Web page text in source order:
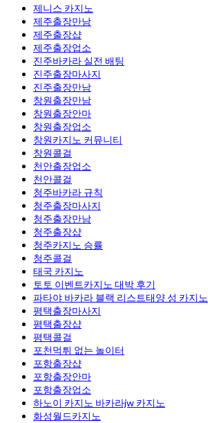
제니스 카지노
제주출장만남
제주 출장샵
제주출장업소
진주바카라 실전 배팅
진주출장마사지
진주출장만남
창원출장만남
창원출장안마
창원출장업소
창원카지노 커뮤니티
창원콜걸
천안출장업소
천안콜걸
청주바카라 규칙
청주출장마사지
청주출장만남
청주 출장샵
청주카지노 승률
청주콜걸
태국 카지노
토토 이벤트카지노 대박 후기
파타야 바카라 블랙 리스트태양 성 카지노
평택출장마사지
평택 출장샵
평택콜걸
포천먹튀 없는 놀이터
포항 출장샵
포항출장안마
포항출장업소
하노이 카지노 바카라jw 카지노
화성월드카지노